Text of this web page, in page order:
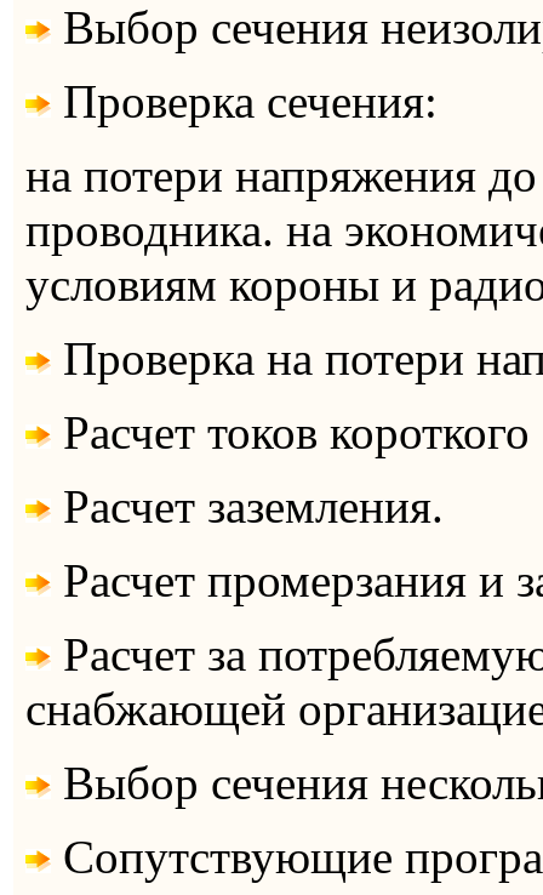
Выбор сечения
Проверка сечения:
на потери напряжения
проводника. на
условиям короны и
Проверка на потери
Расчет токов
Расчет заземления.
Расчет промерзания и
Расчет за
снабжающей
Выбор сечения
Сопутствующие